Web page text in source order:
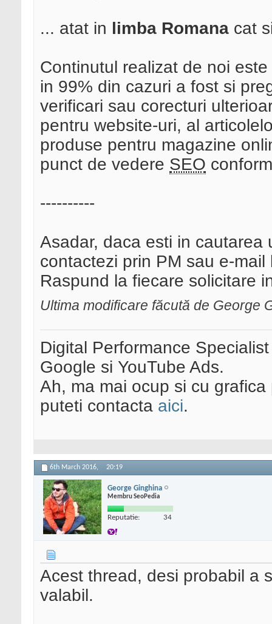
... atat in limba Romana cat
Continutul realizat de noi
in 99% din cazuri a fost si
verificari sau corecturi
pentru website-uri, al
produse pentru magazine
punct de vedere SEO
----------
Asadar, daca esti in cautarea
contactezi prin PM sau e-
Raspund la fiecare solicitare
Ultima modificare făcută de George
Digital Performance
Google si YouTube Ads.
Ah, ma mai ocup si cu
puteti contacta aici.
6th March 2016, 20:19
George Ginghina
Membru SeoPedia
Reputatie: 34
Acest thread, desi probabil a
valabil.